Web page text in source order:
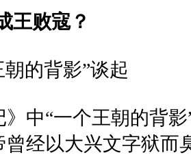
王败寇？
的背影”谈起
中“一个王朝的背
曾经以大兴文字狱而